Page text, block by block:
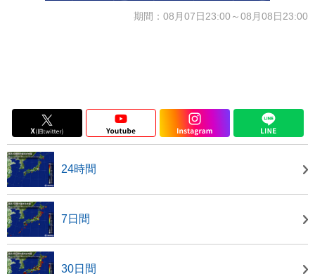
期間：08月07日23:00～08月08日23:00
24時間
7日間
30日間